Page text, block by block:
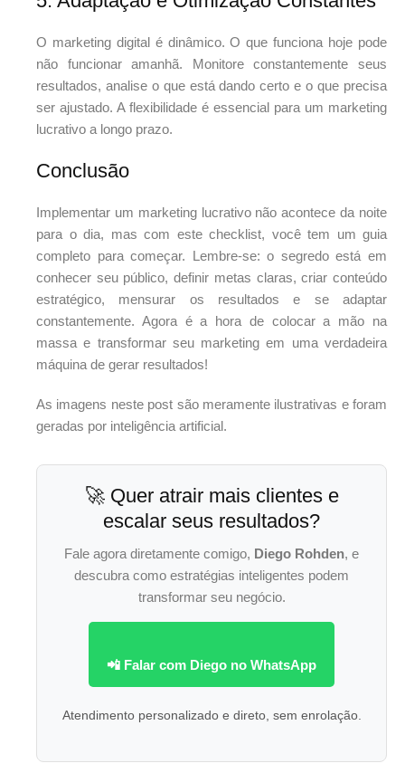
O marketing digital é dinâmico. O que funciona hoje pode
não funcionar amanhã. Monitore constantemente seus
resultados, analise o que está dando certo e o que precisa
ser ajustado. A flexibilidade é essencial para um marketing
lucrativo a longo prazo.
Conclusão
Implementar um marketing lucrativo não acontece da noite
para o dia, mas com este checklist, você tem um guia
completo para começar. Lembre-se: o segredo está em
conhecer seu público, definir metas claras, criar conteúdo
estratégico, mensurar os resultados e se adaptar
constantemente. Agora é a hora de colocar a mão na
massa e transformar seu marketing em uma verdadeira
máquina de gerar resultados!
As imagens neste post são meramente ilustrativas e foram
geradas por inteligência artificial.
🚀 Quer atrair mais clientes e
escalar seus resultados?
Fale agora diretamente comigo, Diego Rohden, e
descubra como estratégias inteligentes podem
transformar seu negócio.
📲 Falar com Diego no WhatsApp
Atendimento personalizado e direto, sem enrolação.